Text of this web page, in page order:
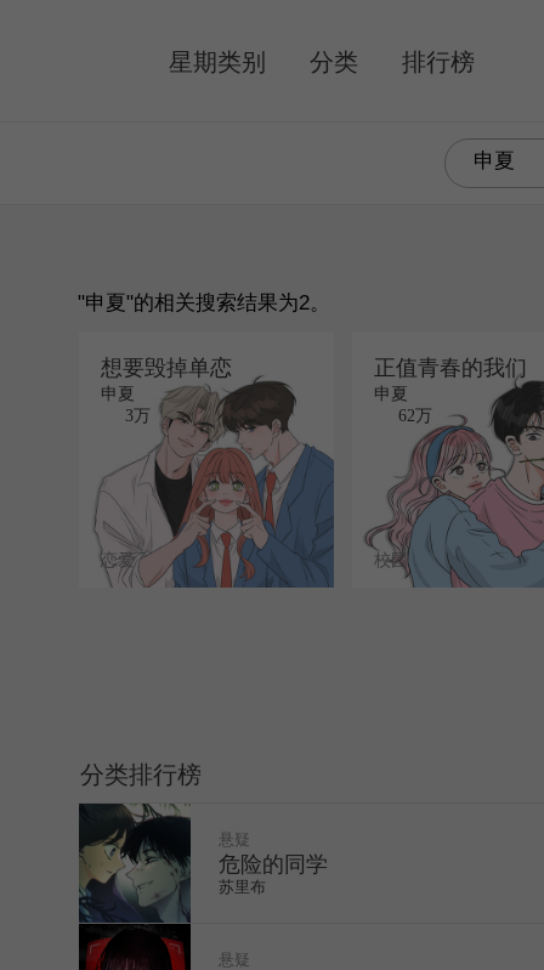
星期类别 分类 排行榜
"申夏"的相关搜索结果为2。
想要毁掉单恋
申夏
3万
恋爱
正值青春的我们
申夏
62万
校园
分类排行榜
悬疑
危险的同学
苏里布
悬疑